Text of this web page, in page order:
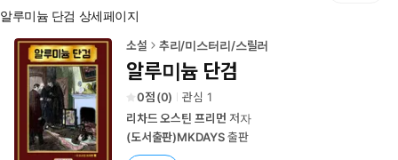
홈
로
알루미늄 단검 상세페이지
소설 추리/미스터리/스릴러
알루미늄 단검
0 (0) 관심 1
리차드 오스틴 프리먼 저자
(도서출판)MKDAYS출판